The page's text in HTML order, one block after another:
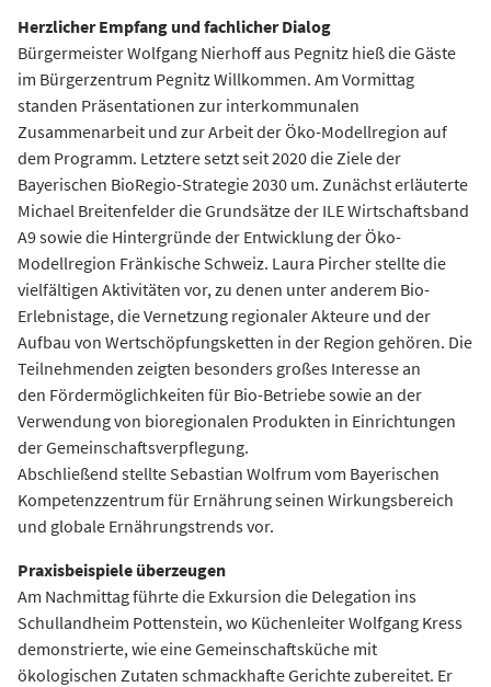
Herzlicher Empfang und fachlicher Dialog
Bürgermeister Wolfgang Nierhoff aus Pegnitz hieß die Gäste
im Bürgerzentrum Pegnitz Willkommen. Am Vormittag
standen Präsentationen zur interkommunalen
Zusammenarbeit und zur Arbeit der Öko-Modellregion auf
dem Programm. Letztere setzt seit 2020 die Ziele der
Bayerischen BioRegio-Strategie 2030 um. Zunächst erläuterte
Michael Breitenfelder die Grundsätze der ILE Wirtschaftsband
A9 sowie die Hintergründe der Entwicklung der Öko-
Modellregion Fränkische Schweiz. Laura Pircher stellte die
vielfältigen Aktivitäten vor, zu denen unter anderem Bio-
Erlebnistage, die Vernetzung regionaler Akteure und der
Aufbau von Wertschöpfungsketten in der Region gehören. Die
Teilnehmenden zeigten besonders großes Interesse an
den Fördermöglichkeiten für Bio-Betriebe sowie an der
Verwendung von bioregionalen Produkten in Einrichtungen
der Gemeinschaftsverpflegung.
Abschließend stellte Sebastian Wolfrum vom Bayerischen
Kompetenzzentrum für Ernährung seinen Wirkungsbereich
und globale Ernährungstrends vor.
Praxisbeispiele überzeugen
Am Nachmittag führte die Exkursion die Delegation ins
Schullandheim Pottenstein, wo Küchenleiter Wolfgang Kress
demonstrierte, wie eine Gemeinschaftsküche mit
ökologischen Zutaten schmackhafte Gerichte zubereitet. Er